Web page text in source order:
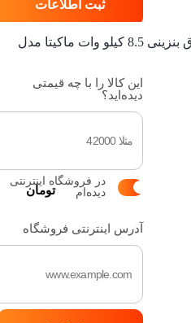
ثبت اطلاعات
گزارش قیمت برای موتور برق بنزینی 8.5 کیلو وات ماکیتا مدل
این کالا را با چه قیمتی
دیده‌اید؟
تومان
در فروشگاه اینترنتی
دیده‌ام
آدرس اینترنتی فروشگاه